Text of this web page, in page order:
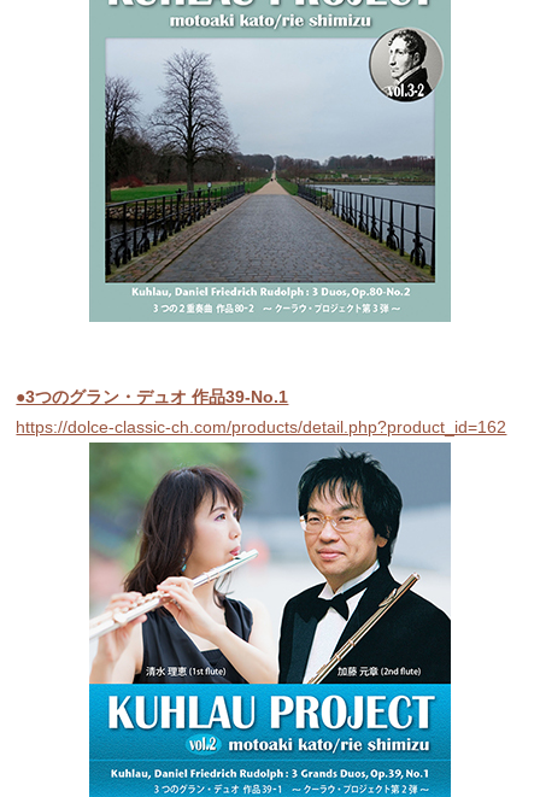
●3つのグラン・デュオ 作品39-No.1
https://dolce-classic-ch.com/products/detail.php?product_id=162